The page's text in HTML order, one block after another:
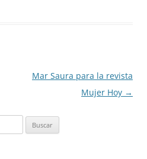
Mar Saura para la revista
Mujer Hoy →